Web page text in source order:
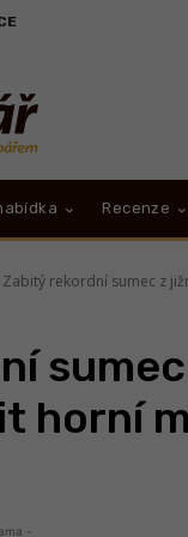
Recenze
Zabitý rekordní sumec z
horní
-